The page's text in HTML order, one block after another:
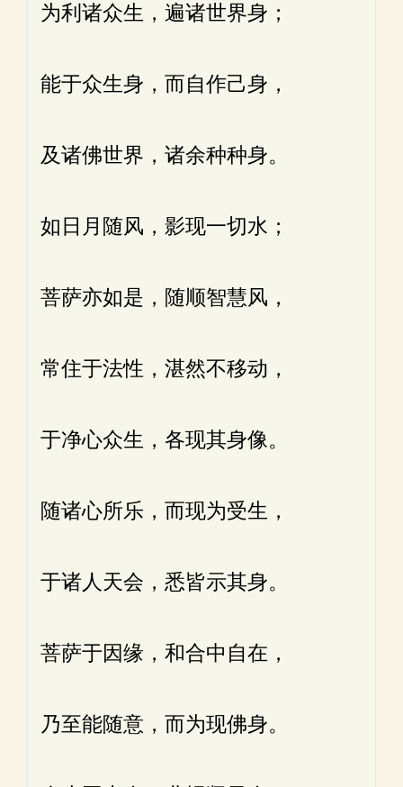
为利诸众生，遍诸世界身；
能于众生身，而自作己身，
及诸佛世界，诸余种种身。
如日月随风，影现一切水；
菩萨亦如是，随顺智慧风，
常住于法性，湛然不移动，
于净心众生，各现其身像。
随诸心所乐，而现为受生，
于诸人天会，悉皆示其身。
菩萨于因缘，和合中自在，
乃至能随意，而为现佛身。